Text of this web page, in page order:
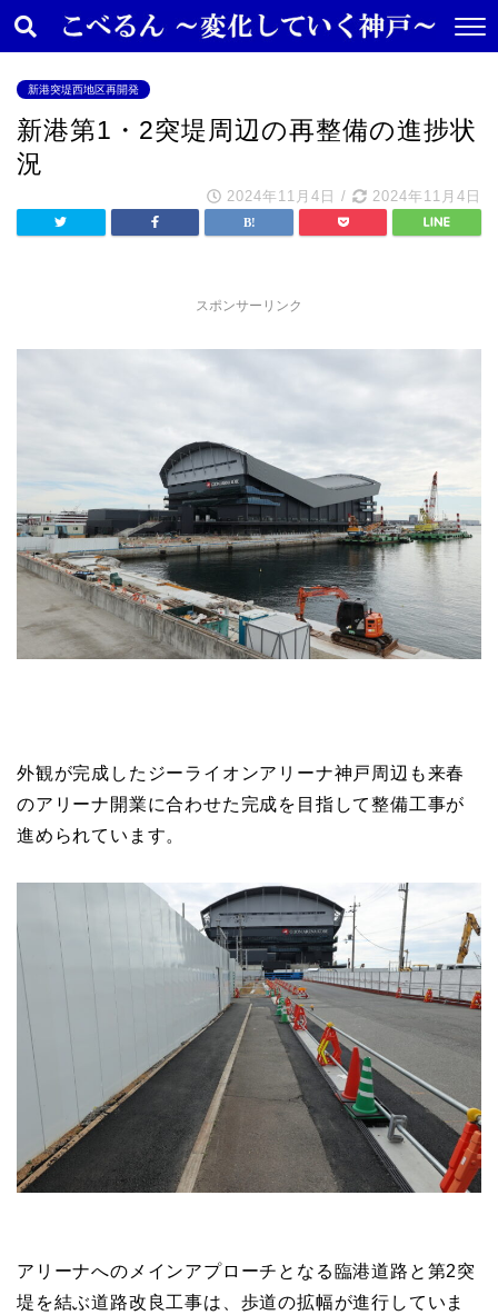
新港突堤西地区再開発
新港第1・2突堤周辺の再整備の進捗状
況
2024年11月4日 / 2024年11月4日
スポンサーリンク
外観が完成したジーライオンアリーナ神戸周辺も来春
のアリーナ開業に合わせた完成を目指して整備工事が
進められています。
アリーナへのメインアプローチとなる臨港道路と第2突
堤を結ぶ道路改良工事は、歩道の拡幅が進行していま